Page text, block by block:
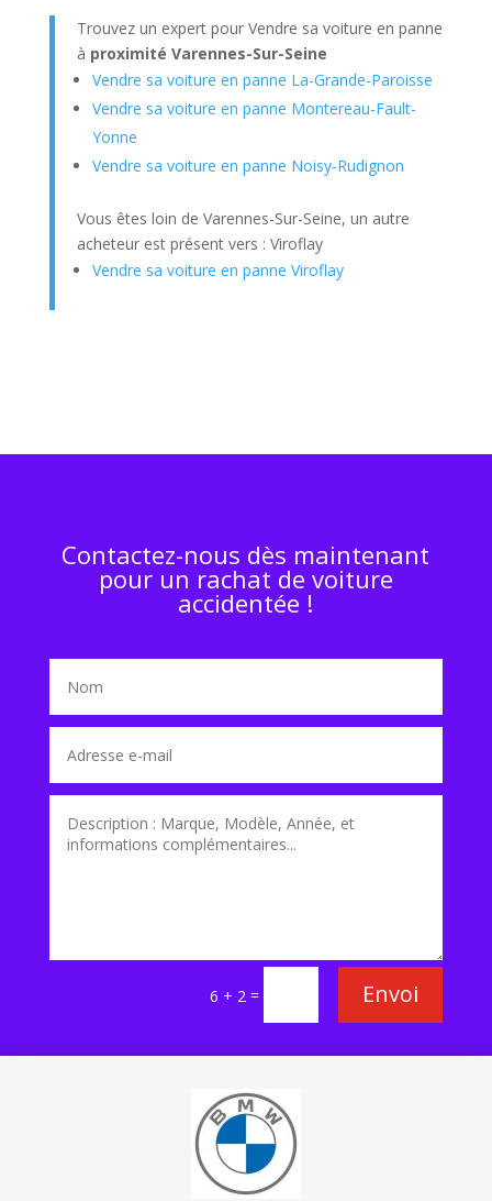
Trouvez un expert pour Vendre sa voiture en panne
à proximité Varennes-Sur-Seine
Vendre sa voiture en panne La-Grande-Paroisse
Vendre sa voiture en panne Montereau-Fault-
Yonne
Vendre sa voiture en panne Noisy-Rudignon
Vous êtes loin de Varennes-Sur-Seine, un autre
acheteur est présent vers : Viroflay
Vendre sa voiture en panne Viroflay
Contactez-nous dès maintenant
pour un rachat de voiture
accidentée !
6 + 2 = Envoi